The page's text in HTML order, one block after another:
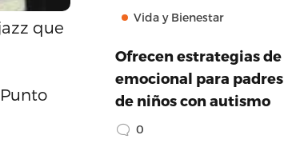
que
Vida y Bienestar
Ofrecen estrategias de
emocional para
de niños con autismo
0